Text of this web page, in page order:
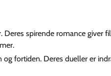
spirende romance giver
fortiden. Deres dueller er